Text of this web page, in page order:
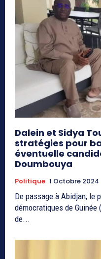
Dalein et Sidya
stratégies pour
éventuelle
Doumbouya
Politique 1 Octobre 2024
De passage à Abidjan, le
démocratiques de Guinée
de...